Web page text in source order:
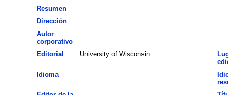
Resumen
Dirección
Autor
corporativo
Editorial
University of Wisconsin
Idioma